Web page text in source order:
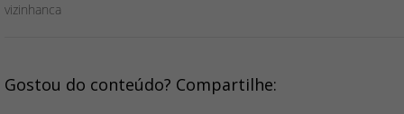
vizinhanca
Gostou do conteúdo? Compartilhe: